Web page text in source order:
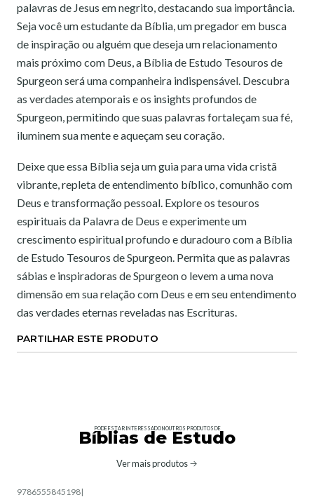
palavras de Jesus em negrito, destacando sua importância.
Seja você um estudante da Bíblia, um pregador em busca
de inspiração ou alguém que deseja um relacionamento
mais próximo com Deus, a Bíblia de Estudo Tesouros de
Spurgeon será uma companheira indispensável. Descubra
as verdades atemporais e os insights profundos de
Spurgeon, permitindo que suas palavras fortaleçam sua fé,
iluminem sua mente e aqueçam seu coração.
Deixe que essa Bíblia seja um guia para uma vida cristã
vibrante, repleta de entendimento bíblico, comunhão com
Deus e transformação pessoal. Explore os tesouros
espirituais da Palavra de Deus e experimente um
crescimento espiritual profundo e duradouro com a Bíblia
de Estudo Tesouros de Spurgeon. Permita que as palavras
sábias e inspiradoras de Spurgeon o levem a uma nova
dimensão em sua relação com Deus e em seu entendimento
das verdades eternas reveladas nas Escrituras.
PARTILHAR ESTE PRODUTO
PODE ESTAR INTERESSADO NOUTROS PRODUTOS DE
Bíblias de Estudo
Ver mais produtos
9786555845198|